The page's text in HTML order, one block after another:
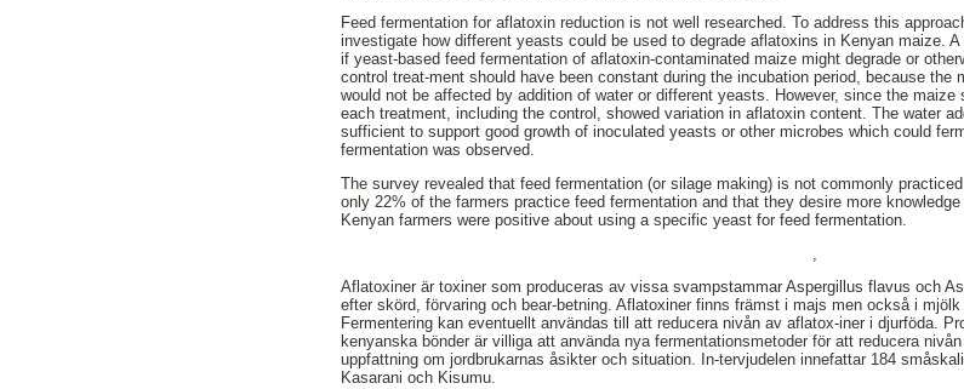
Feed fermentation for aflatoxin reduction is not well researched. To address this
investigate how different yeasts could be used to degrade aflatoxins in Kenyan maize.
if yeast-based feed fermentation of aflatoxin-contaminated maize might degrade or
control treat-ment should have been constant during the incubation period, because the
would not be affected by addition of water or different yeasts. However, since the maize
each treatment, including the control, showed variation in aflatoxin content. The water
sufficient to support good growth of inoculated yeasts or other microbes which could
fermentation was observed.
The survey revealed that feed fermentation (or silage making) is not commonly
only 22% of the farmers practice feed fermentation and that they desire more
Kenyan farmers were positive about using a specific yeast for feed fermentation.
Aflatoxiner är toxiner som produceras av vissa svampstammar Aspergillus flavus och
efter skörd, förvaring och bear-betning. Aflatoxiner finns främst i majs men också i
Fermentering kan eventuellt användas till att reducera nivån av aflatox-iner i djurföda.
kenyanska bönder är villiga att använda nya fermentationsmetoder för att reducera
uppfattning om jordbrukarnas åsikter och situation. In-tervjudelen innefattar 184
Kasarani och Kisumu.